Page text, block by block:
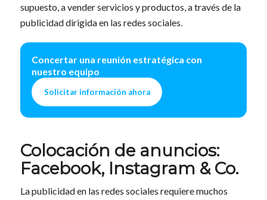
supuesto, a vender servicios y productos, a través de la
publicidad dirigida en las redes sociales.
Concertar una reunión estratégica con
nuestro equipo
Solicitar información ahora
Colocación de anuncios:
Facebook, Instagram & Co.
La publicidad en las redes sociales requiere muchos